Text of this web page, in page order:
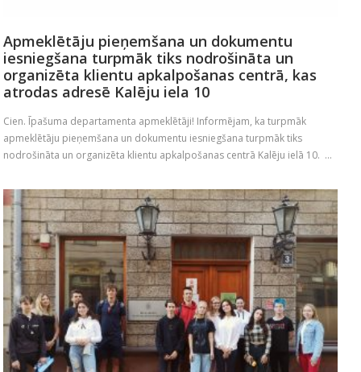
Apmeklētāju pieņemšana un dokumentu
iesniegšana turpmāk tiks nodrošināta un
organizēta klientu apkalpošanas centrā, kas
atrodas adresē Kalēju iela 10
Cien. Īpašuma departamenta apmeklētāji! Informējam, ka turpmāk
apmeklētāju pieņemšana un dokumentu iesniegšana turpmāk tiks
nodrošināta un organizēta klientu apkalpošanas centrā Kalēju ielā 10. ...